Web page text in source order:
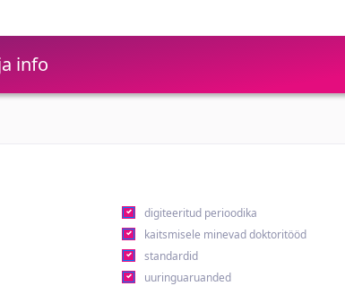
info
digiteeritud perioodika
kaitsmisele minevad doktoritööd
standardid
uuringuaruanded